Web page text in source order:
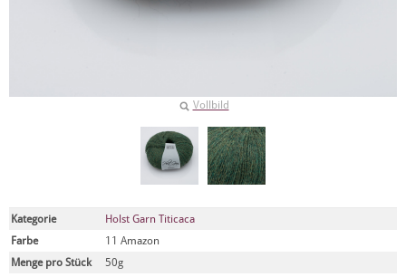
Vollbild
Kategorie
Holst Garn Titicaca
Farbe
11 Amazon
Menge pro Stück
50g